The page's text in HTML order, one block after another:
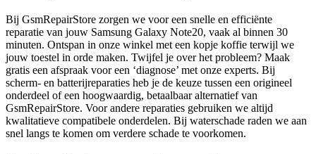
Bij GsmRepairStore zorgen we voor een snelle en efficiënte
reparatie van jouw Samsung Galaxy Note20, vaak al binnen 30
minuten. Ontspan in onze winkel met een kopje koffie terwijl we
jouw toestel in orde maken. Twijfel je over het probleem? Maak
gratis een afspraak voor een ‘diagnose’ met onze experts. Bij
scherm- en batterijreparaties heb je de keuze tussen een origineel
onderdeel of een hoogwaardig, betaalbaar alternatief van
GsmRepairStore. Voor andere reparaties gebruiken we altijd
kwalitatieve compatibele onderdelen. Bij waterschade raden we aan
snel langs te komen om verdere schade te voorkomen.